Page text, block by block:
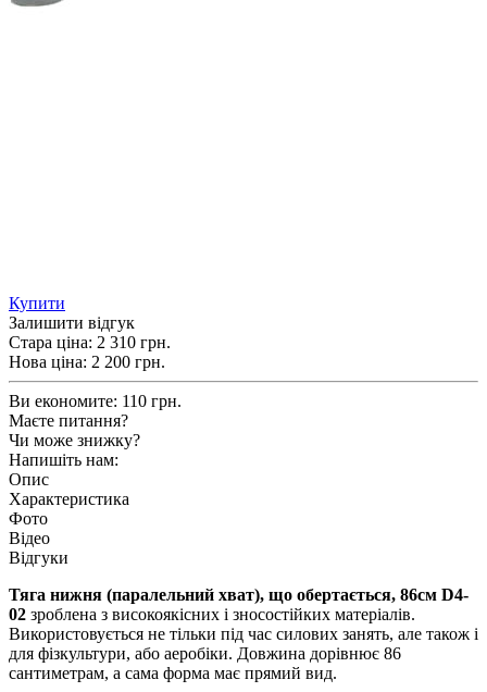
Купити
Залишити відгук
Стара ціна: 2 310 грн.
Нова ціна: 2 200 грн.
Ви економите: 110 грн.
Маєте питання?
Чи може знижку?
Напишіть нам:
Опис
Характеристика
Фото
Відео
Відгуки
Тяга нижня (паралельний хват), що обертається, 86см D4-
02 зроблена з високоякісних і зносостійких матеріалів.
Використовується не тільки під час силових занять, але також і
для фізкультури, або аеробіки. Довжина дорівнює 86
сантиметрам, а сама форма має прямий вид.